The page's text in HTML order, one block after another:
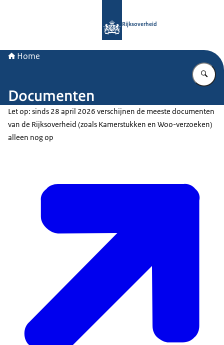
Rijksoverheid
Home
Documenten
Let op: sinds 28 april 2026 verschijnen de meeste documenten
van de Rijksoverheid (zoals Kamerstukken en Woo-verzoeken)
alleen nog op